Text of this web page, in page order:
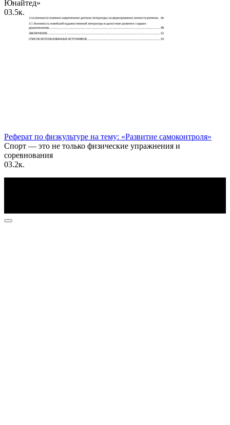
Юнайтед»
03.5к.
Реферат по физкультуре на тему: «Развитие самоконтроля»
Спорт — это не только физические упражнения и
соревнования
03.2к.